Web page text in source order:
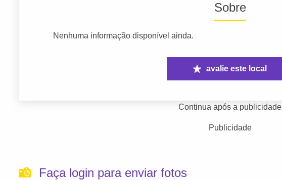
Sobre
Nenhuma informação disponível ainda.
avalie este local
Continua após a publicidade
Publicidade
Faça login para enviar fotos